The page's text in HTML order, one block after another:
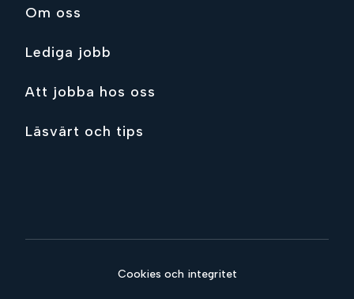
Om oss
Lediga jobb
Att jobba hos oss
Läsvärt och tips
Cookies och integritet